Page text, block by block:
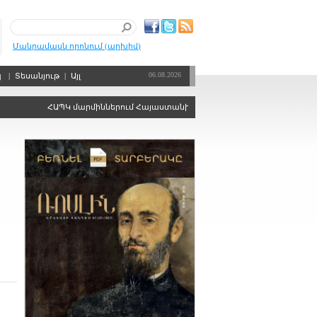
Մանրամասն որոնում (արխիվ)
| Տեսանյութ | Այլ 06.08.2026
ՀԱՊԿ մարմիններում Հայաստանին ձայնի իրավունքից զրկելու